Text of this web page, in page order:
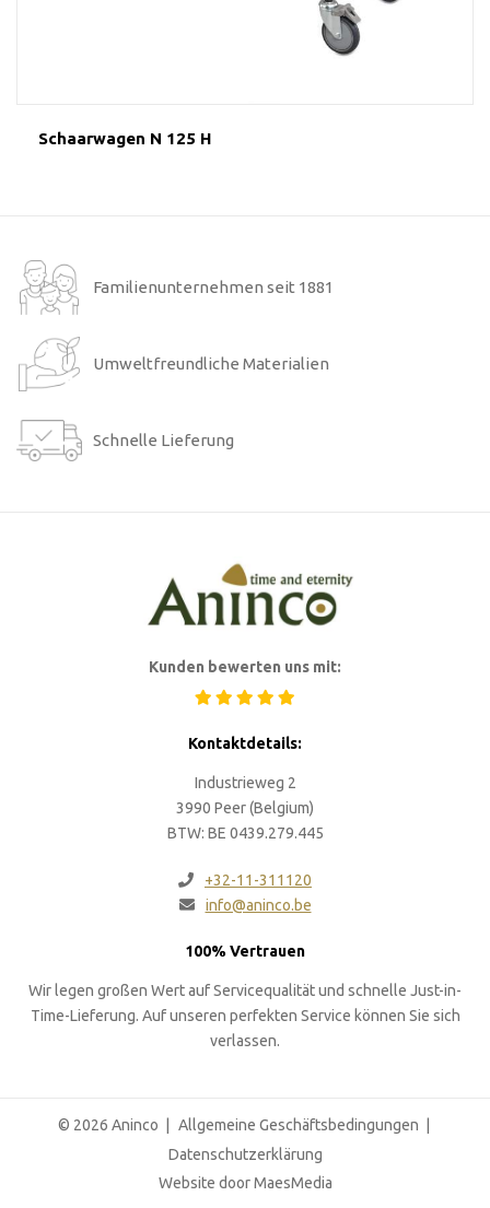
Schaarwagen N 125 H
Familienunternehmen seit 1881
Umweltfreundliche Materialien
Schnelle Lieferung
Kunden bewerten uns mit:
Kontaktdetails:
Industrieweg 2
3990 Peer (Belgium)
BTW: BE 0439.279.445
+32-11-311120
info@aninco.be
100% Vertrauen
Wir legen großen Wert auf Servicequalität und schnelle Just-in-
Time-Lieferung. Auf unseren perfekten Service können Sie sich
verlassen.
© 2026 Aninco
Allgemeine Geschäftsbedingungen
Datenschutzerklärung
Website door MaesMedia